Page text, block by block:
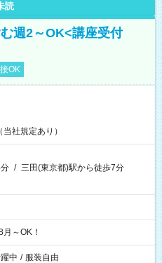
読
週2～OK<講座受付
OK
社規定あり）
/ 三田(東京都)駅から徒歩7分
～OK！
中 / 服装自由